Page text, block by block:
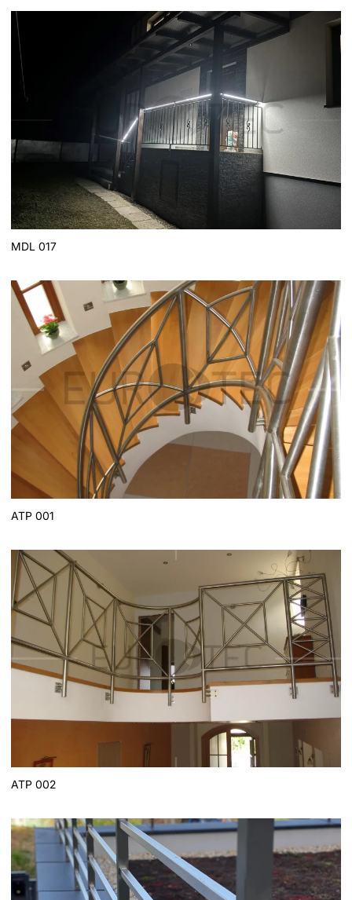
MDL 017
ATP 001
ATP 002